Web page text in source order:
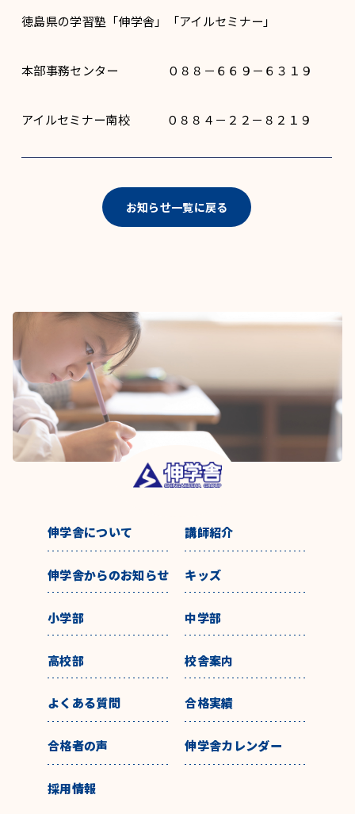
徳島県の学習塾「伸学舎」「アイルセミナー」
本部事務センター ０８８－６６９－６３１９
アイルセミナー南校 ０８８４－２２－８２１９
お知らせ一覧に戻る
伸学舎について 講師紹介
伸学舎からのお知らせ キッズ
小学部 中学部
高校部 校舎案内
よくある質問 合格実績
合格者の声 伸学舎カレンダー
採用情報